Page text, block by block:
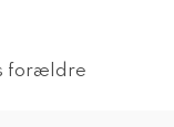
forældre